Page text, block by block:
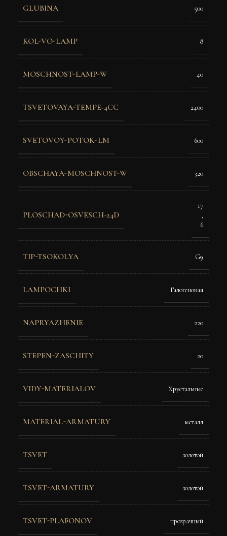
GLUBINA 500
KOL-VO-LAMP 8
MOSCHNOST-LAMP-W 40
TSVETOVAYA-TEMPE-4CC 2400
SVETOVOY-POTOK-LM 600
OBSCHAYA-MOSCHNOST-W 320
PLOSCHAD-OSVESCH-24D
17
,
6
TIP-TSOKOLYA G9
LAMPOCHKI Галогеновая
NAPRYAZHENIE 220
STEPEN-ZASCHITY 20
VIDY-MATERIALOV Хрустальные
MATERIAL-ARMATURY металл
TSVET золотой
TSVET-ARMATURY золотой
TSVET-PLAFONOV прозрачный